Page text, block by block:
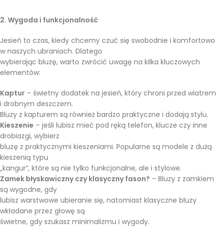
2. Wygoda i funkcjonalność
Jesień to czas, kiedy chcemy czuć się swobodnie i komfortowo
w naszych ubraniach. Dlatego
wybierając bluzę, warto zwrócić uwagę na kilka kluczowych
elementów:
Kaptur – świetny dodatek na jesień, który chroni przed wiatrem
i drobnym deszczem.
Bluzy z kapturem są również bardzo praktyczne i dodają stylu.
Kieszenie – jeśli lubisz mieć pod ręką telefon, klucze czy inne
drobiazgi, wybierz
bluzę z praktycznymi kieszeniami. Popularne są modele z dużą
kieszenią typu
„kangur”, które są nie tylko funkcjonalne, ale i stylowe.
Zamek błyskawiczny czy klasyczny fason? – Bluzy z zamkiem
są wygodne, gdy
lubisz warstwowe ubieranie się, natomiast klasyczne bluzy
wkładane przez głowę są
świetne, gdy szukasz minimalizmu i wygody.